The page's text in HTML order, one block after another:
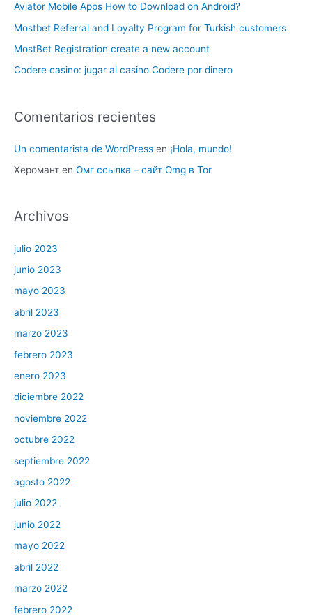
Aviator Mobile Apps How to Download on Android?
Mostbet Referral and Loyalty Program for Turkish customers
MostBet Registration create a new account
Codere casino: jugar al casino Codere por dinero
Comentarios recientes
Un comentarista de WordPress en ¡Hola, mundo!
Херомант en Омг ссылка – сайт Omg в Tor
Archivos
julio 2023
junio 2023
mayo 2023
abril 2023
marzo 2023
febrero 2023
enero 2023
diciembre 2022
noviembre 2022
octubre 2022
septiembre 2022
agosto 2022
julio 2022
junio 2022
mayo 2022
abril 2022
marzo 2022
febrero 2022